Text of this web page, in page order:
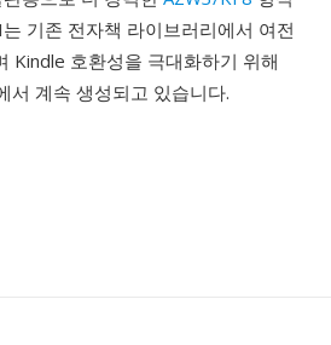
기존 전자책 라이브러리에서 여전
Kindle 호환성을 극대화하기 위해
서 계속 생성되고 있습니다.